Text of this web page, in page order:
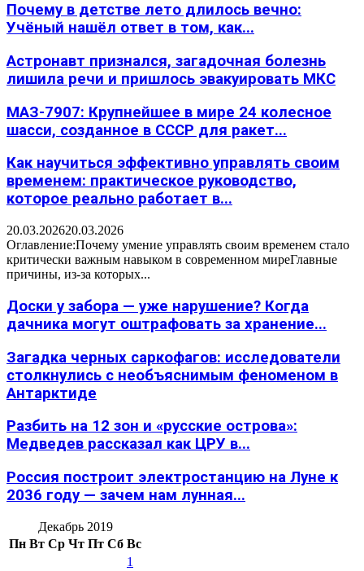
Почему в детстве лето длилось вечно:
Учёный нашёл ответ в том, как...
Астронавт признался, загадочная болезнь
лишила речи и пришлось эвакуировать МКС
МАЗ-7907: Крупнейшее в мире 24 колесное
шасси, созданное в СССР для ракет...
Как научиться эффективно управлять своим
временем: практическое руководство,
которое реально работает в...
20.03.202620.03.2026
Оглавление:Почему умение управлять своим временем стало
критически важным навыком в современном миреГлавные
причины, из-за которых...
Доски у забора — уже нарушение? Когда
дачника могут оштрафовать за хранение...
Загадка черных саркофагов: исследователи
столкнулись с необъяснимым феноменом в
Антарктиде
Разбить на 12 зон и «русские острова»:
Медведев рассказал как ЦРУ в...
Россия построит электростанцию на Луне к
2036 году — зачем нам лунная...
Декабрь 2019
Пн Вт Ср Чт Пт Сб Вс
1